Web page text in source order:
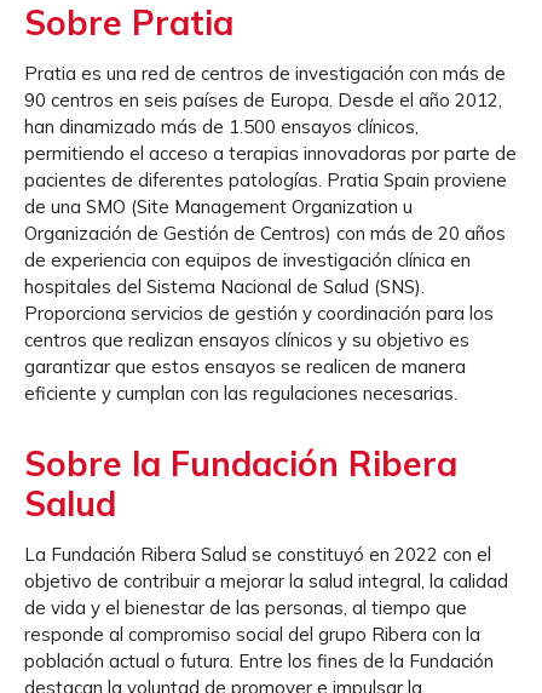
Sobre Pratia
Pratia es una red de centros de investigación con más de
90 centros en seis países de Europa. Desde el año 2012,
han dinamizado más de 1.500 ensayos clínicos,
permitiendo el acceso a terapias innovadoras por parte de
pacientes de diferentes patologías. Pratia Spain proviene
de una SMO (Site Management Organization u
Organización de Gestión de Centros) con más de 20 años
de experiencia con equipos de investigación clínica en
hospitales del Sistema Nacional de Salud (SNS).
Proporciona servicios de gestión y coordinación para los
centros que realizan ensayos clínicos y su objetivo es
garantizar que estos ensayos se realicen de manera
eficiente y cumplan con las regulaciones necesarias.
Sobre la Fundación Ribera
Salud
La Fundación Ribera Salud se constituyó en 2022 con el
objetivo de contribuir a mejorar la salud integral, la calidad
de vida y el bienestar de las personas, al tiempo que
responde al compromiso social del grupo Ribera con la
población actual o futura. Entre los fines de la Fundación
destacan la voluntad de promover e impulsar la